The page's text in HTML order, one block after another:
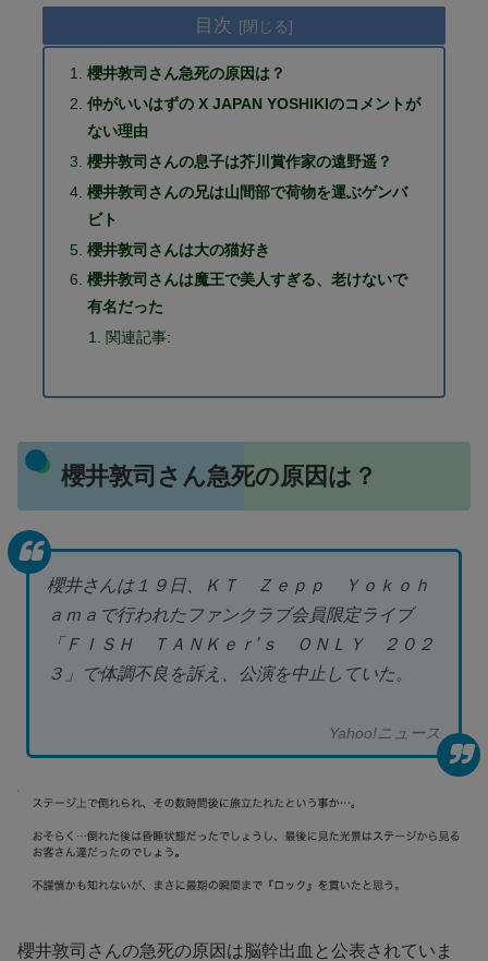
目次
櫻井敦司さん急死の原因は？
仲がいいはずの X JAPAN YOSHIKIのコメントが
ない理由
櫻井敦司さんの息子は芥川賞作家の遠野遥？
櫻井敦司さんの兄は山間部で荷物を運ぶゲンバ
ビト
櫻井敦司さんは大の猫好き
櫻井敦司さんは魔王で美人すぎる、老けないで
有名だった
関連記事:
櫻井敦司さん急死の原因は？
櫻井さんは１９日、ＫＴ Ｚｅｐｐ Ｙｏｋｏｈ
ａｍａで行われたファンクラブ会員限定ライブ
「ＦＩＳＨ ＴＡＮＫｅｒ’ｓ ＯＮＬＹ ２０２
３」で体調不良を訴え、公演を中止していた。
Yahoo!ニュース
櫻井敦司さんの急死の原因は脳幹出血と公表されていま